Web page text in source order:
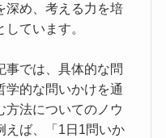
深め、考える力を培
ています。
事では、具体的な問
学的な問いかけを通
方法についてのノウ
えば、「1日1問いか